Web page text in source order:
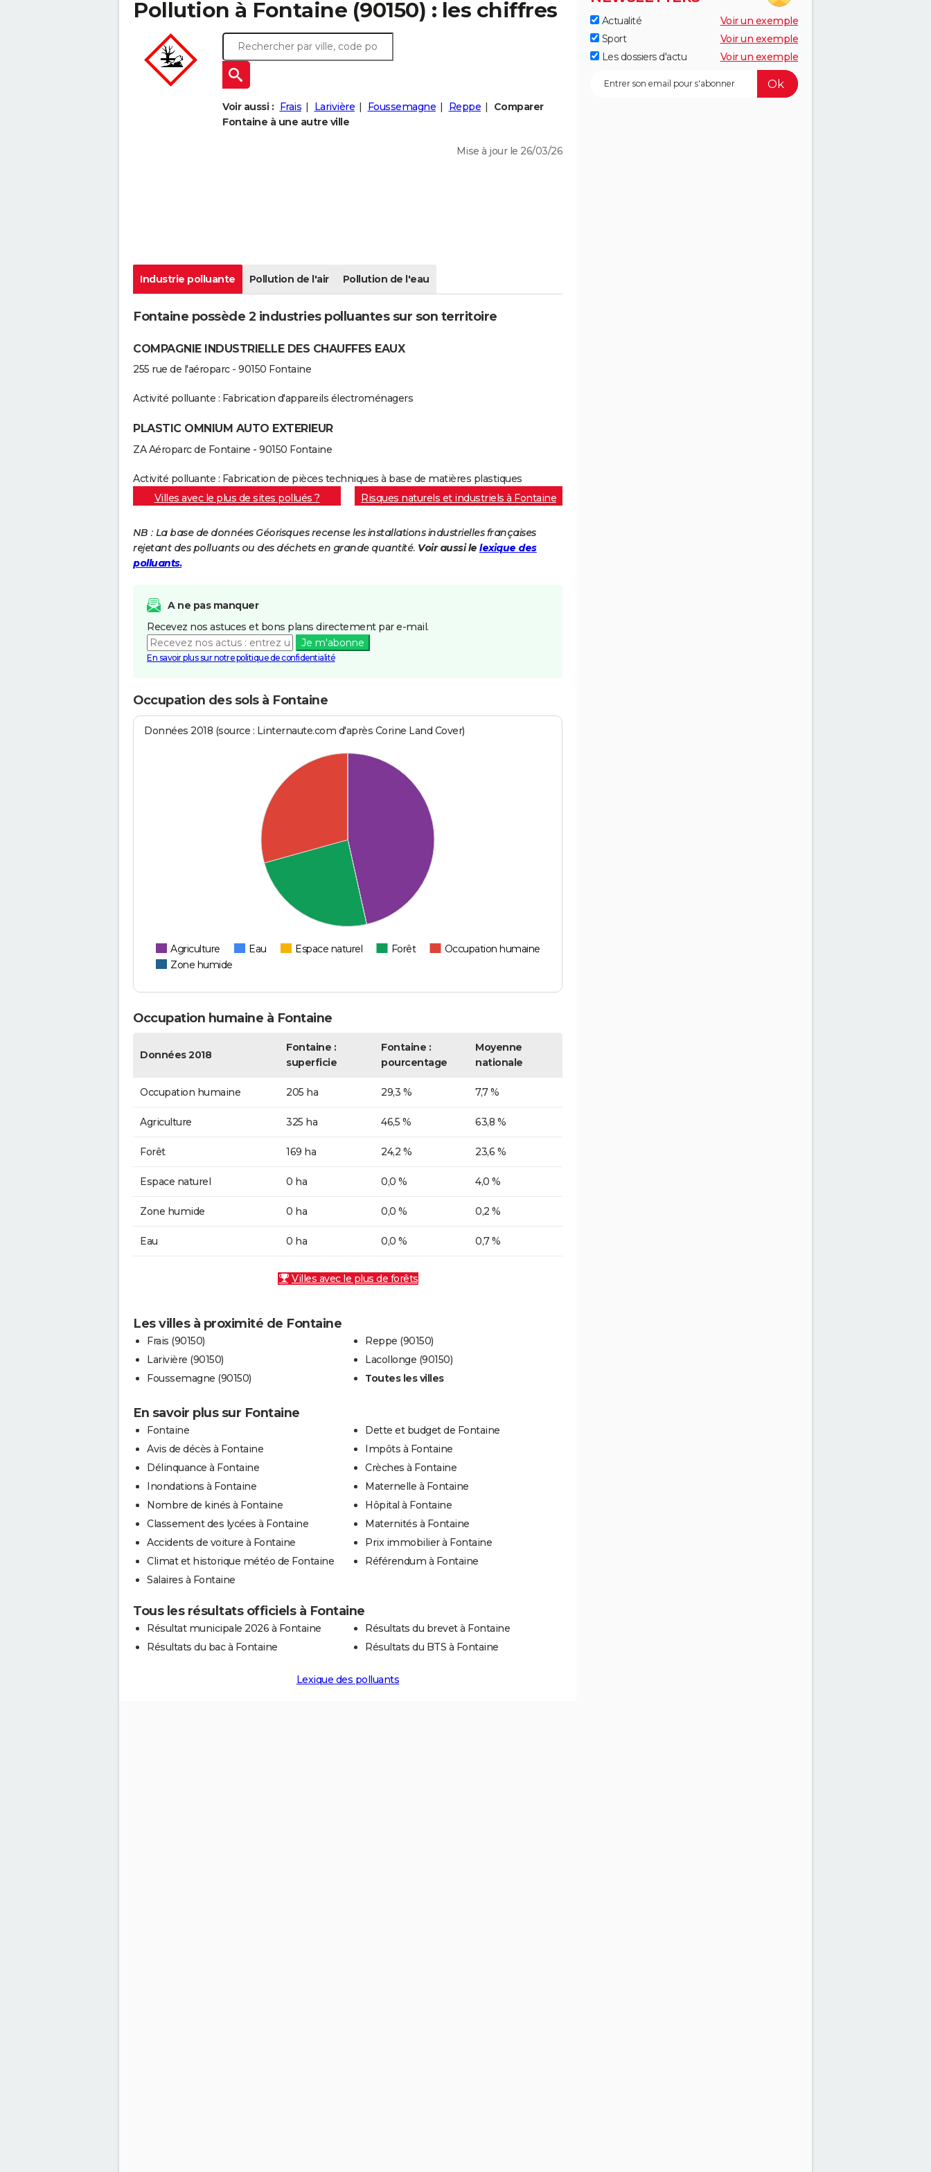
Pollution à Fontaine (90150) : les chiffres
Voir aussi : Frais Larivière Foussemagne Reppe
Comparer
Fontaine à une autre ville
Mise à jour le 26/03/26
Industrie polluante Pollution de l'air Pollution de l'eau
Fontaine possède 2 industries polluantes sur son territoire
COMPAGNIE INDUSTRIELLE DES CHAUFFES EAUX
255 rue de l'aéroparc - 90150 Fontaine
Activité polluante : Fabrication d'appareils électroménagers
PLASTIC OMNIUM AUTO EXTERIEUR
ZA Aéroparc de Fontaine - 90150 Fontaine
Activité polluante : Fabrication de pièces techniques à base de matières plastiques
Villes avec le plus de sites pollués ?
Risques naturels et industriels à Fontaine
NB : La base de données Géorisques recense les installations industrielles françaises
rejetant des polluants ou des déchets en grande quantité. Voir aussi le lexique des
polluants.
A ne pas manquer
Recevez nos astuces et bons plans directement par e-mail.
Je m'abonne
En savoir plus sur notre politique de confidentialité
Occupation des sols à Fontaine
Données 2018 (source : Linternaute.com d'après Corine Land Cover)
Agriculture Eau Espace naturel Forêt
Occupation humaine
Zone humide
Occupation humaine à Fontaine
Données 2018
Fontaine :
superficie
Fontaine :
pourcentage
Moyenne
nationale
Occupation humaine 205 ha 29,3 % 7,7 %
Agriculture 325 ha 46,5 % 63,8 %
Forêt 169 ha 24,2 % 23,6 %
Espace naturel 0 ha 0,0 % 4,0 %
Zone humide 0 ha 0,0 % 0,2 %
Eau 0 ha 0,0 % 0,7 %
Villes avec le plus de forêts
Les villes à proximité de Fontaine
Frais (90150)
Larivière (90150)
Foussemagne (90150)
Reppe (90150)
Lacollonge (90150)
Toutes les villes
En savoir plus sur Fontaine
Fontaine
Avis de décès à Fontaine
Délinquance à Fontaine
Inondations à Fontaine
Nombre de kinés à Fontaine
Classement des lycées à Fontaine
Accidents de voiture à Fontaine
Climat et historique météo de Fontaine
Salaires à Fontaine
Dette et budget de Fontaine
Impôts à Fontaine
Crèches à Fontaine
Maternelle à Fontaine
Hôpital à Fontaine
Maternités à Fontaine
Prix immobilier à Fontaine
Référendum à Fontaine
Tous les résultats officiels à Fontaine
Résultat municipale 2026 à Fontaine
Résultats du bac à Fontaine
Résultats du brevet à Fontaine
Résultats du BTS à Fontaine
Lexique des polluants
Actualité
Voir un exemple
Sport
Voir un exemple
Les dossiers d'actu
Voir un exemple